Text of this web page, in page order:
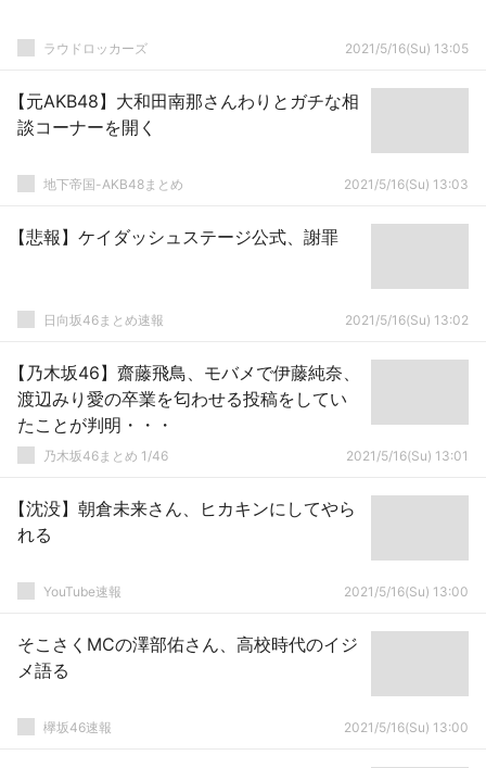
ラウドロッカーズ 2021/5/16(Su) 13:05
【元AKB48】大和田南那さんわりとガチな相
談コーナーを開く
地下帝国-AKB48まとめ 2021/5/16(Su) 13:03
【悲報】ケイダッシュステージ公式、謝罪
日向坂46まとめ速報 2021/5/16(Su) 13:02
【乃木坂46】齋藤飛鳥、モバメで伊藤純奈、
渡辺みり愛の卒業を匂わせる投稿をしてい
たことが判明・・・
乃木坂46まとめ 1/46 2021/5/16(Su) 13:01
【沈没】朝倉未来さん、ヒカキンにしてやら
れる
YouTube速報 2021/5/16(Su) 13:00
そこさくMCの澤部佑さん、高校時代のイジ
メ語る
欅坂46速報 2021/5/16(Su) 13:00